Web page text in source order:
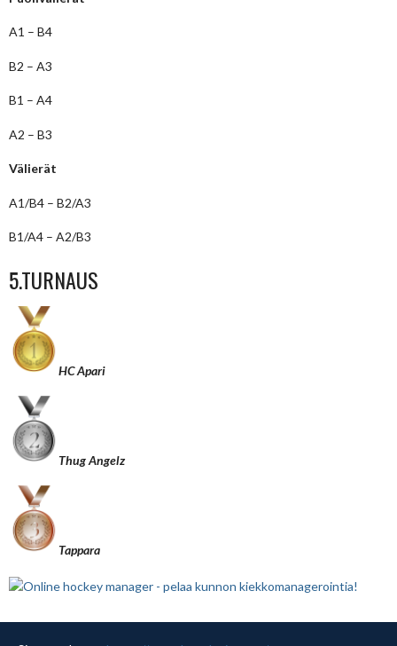
A1 – B4
B2 – A3
B1 – A4
A2 – B3
Välierät
A1/B4 – B2/A3
B1/A4 – A2/B3
5.TURNAUS
HC Apari
Thug Angelz
Tappara